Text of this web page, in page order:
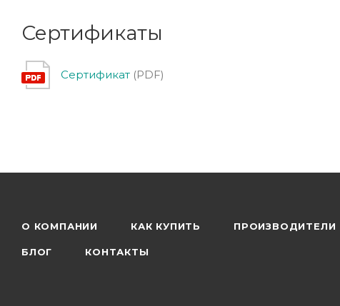
Сертификаты
Сертификат (PDF)
О КОМПАНИИ КАК КУПИТЬ ПРОИЗВОДИТЕЛИ
БЛОГ КОНТАКТЫ